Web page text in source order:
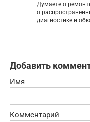
Думаете о
о
диагностике и
Добавить
Имя
Комментарий